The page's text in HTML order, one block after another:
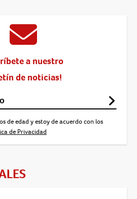
a nuestro
de noticias!
de edad y estoy de acuerdo con los
de Privacidad